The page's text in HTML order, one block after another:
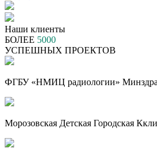
Наши клиенты
БОЛЕЕ 5000
УСПЕШНЫХ ПРОЕКТОВ
ФГБУ «НМИЦ радиологии»
Морозовская Детская Городская